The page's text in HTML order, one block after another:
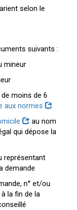
selon le
suivants :
mineur
moins de 6
aux normes
au nom
qui dépose la
représentant
demande
n° et/ou
la fin de la